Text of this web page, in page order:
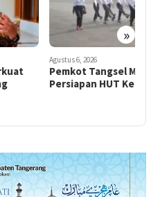
»
Pemkot Tangsel Matangkan
Persiapan HUT Ke-81 RI